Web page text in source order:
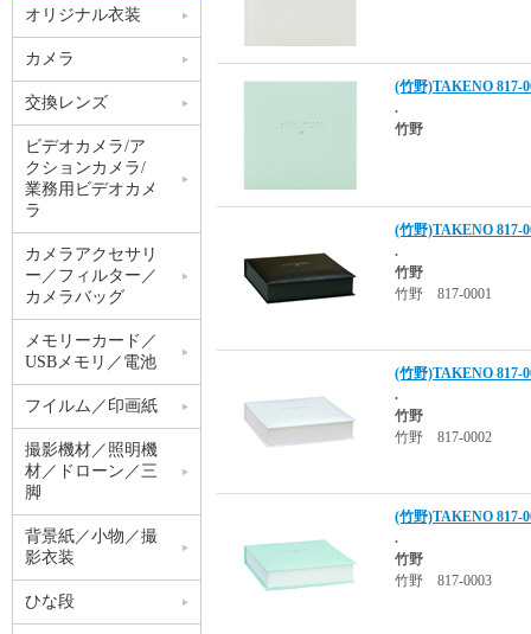
(竹野)TAKENO 817-
.
竹野
(竹野)TAKENO
.
竹野
竹野 817-0001
(竹野)TAKENO
.
竹野
竹野 817-0002
(竹野)TAKENO
.
竹野
竹野 817-0003
オリジナル衣装
カメラ
交換レンズ
ビデオカメラ/ア
クションカメラ/
業務用ビデオカメ
ラ
カメラアクセサリ
ー／フィルター／
カメラバッグ
メモリーカード／
USBメモリ／電池
フイルム／印画紙
撮影機材／照明機
材／ドローン／三
脚
背景紙／小物／撮
影衣装
ひな段